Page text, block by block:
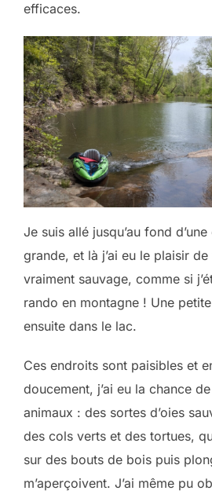
efficaces.
Je suis allé jusqu’au fond
grande, et là j’ai eu le plaisir
vraiment sauvage, comme si
rando en montagne ! Une
ensuite dans le lac.
Ces endroits sont paisibles et
doucement, j’ai eu la chance
animaux : des sortes d’oies
des cols verts et des tortues,
sur des bouts de bois puis
m’aperçoivent. J’ai même pu